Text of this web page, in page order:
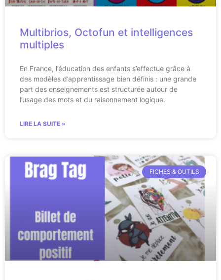
Multibrios, Octofun et intelligences
multiples
En France, l’éducation des enfants s’effectue grâce à
des modèles d’apprentissage bien définis : une grande
part des enseignements est structurée autour de
l’usage des mots et du raisonnement logique.
LIRE LA SUITE »
FICHES & OUTILS